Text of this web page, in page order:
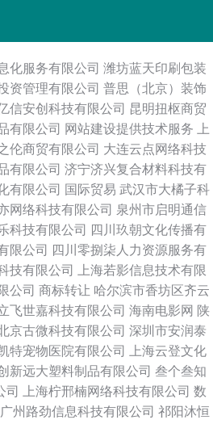
化服务有限公司 潍坊蓝天印刷包装
资管理有限公司 普思（北京）装饰
信安创科技有限公司 昆明扭枢商贸
有限公司 网站建设提供技术服务
上
伦商贸有限公司 大连云点网络科技
有限公司 济宁济兴复合材料科技有
有限公司 国际贸易 武汉市大橘子科
网络科技有限公司 泉州市启明通信
科技有限公司
四川玖朝文化传播有
限公司
四川零捌柒人力资源服务有
技有限公司
上海若影信息技术有限
公司 商标转让 哈尔滨市香坊区齐云
飞世嘉科技有限公司 海南电影网 陕
京古微科技有限公司 深圳市安润泰
特宠物医院有限公司
上海云登文化
新远大塑料制品有限公司 叁个叁知
司
上海柠邢楠网络科技有限公司 数
广州路劲信息科技有限公司 祁阳沐恒